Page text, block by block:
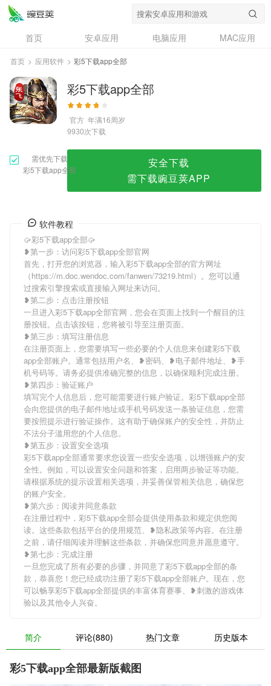
首页 安卓应用 电脑应用
MAC应用
资讯
专题
问答
首页 > 应用软件 > 彩5下载app全部
彩5下载app全部
官方 年满16周岁
9930次下载
需优先下载
彩5下载app全部
安全下载
需下载豌豆荚APP
软件教程
🥠彩5下载app全部🥠
❥第一步：访问彩5下载app全部官网
首先，打开您的浏览器，输入彩5下载app全部的官方网址
（https://m.doc.wendoc.com/fanwen/73219.html）。您可以通
过搜索引擎搜索或直接输入网址来访问。
❥第二步：点击注册按钮
一旦进入彩5下载app全部官网，您会在页面上找到一个醒目的注
册按钮。点击该按钮，您将被引导至注册页面。
❥第三步：填写注册信息
在注册页面上，您需要填写一些必要的个人信息来创建彩5下载
app全部账户。通常包括用户名、❥密码、❥电子邮件地址、❥手
机号码等。请务必提供准确完整的信息，以确保顺利完成注册。
❥第四步：验证账户
填写完个人信息后，您可能需要进行账户验证。彩5下载app全部
会向您提供的电子邮件地址或手机号码发送一条验证信息，您需
要按照提示进行验证操作。这有助于确保账户的安全性，并防止
不法分子滥用您的个人信息。
❥第五步：设置安全选项
彩5下载app全部通常要求您设置一些安全选项，以增强账户的安
全性。例如，可以设置安全问题和答案，启用两步验证等功能。
请根据系统的提示设置相关选项，并妥善保管相关信息，确保您
的账户安全。
❥第六步：阅读并同意条款
在注册过程中，彩5下载app全部会提供使用条款和规定供您阅
读。这些条款包括平台的使用规范、❥隐私政策等内容。在注册
之前，请仔细阅读并理解这些条款，并确保您同意并愿意遵守。
❥第七步：完成注册
一旦您完成了所有必要的步骤，并同意了彩5下载app全部的条
款，恭喜您！您已经成功注册了彩5下载app全部账户。现在，您
可以畅享彩5下载app全部提供的丰富体育赛事、❥刺激的游戏体
验以及其他令人兴奋。
简介 评论(880) 热门文章 历史版本
彩5下载app全部最新版截图